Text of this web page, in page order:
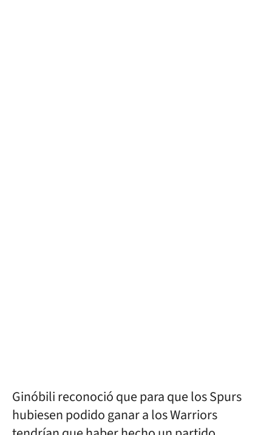
Ginóbili reconoció que para que los Spurs
hubiesen podido ganar a los Warriors